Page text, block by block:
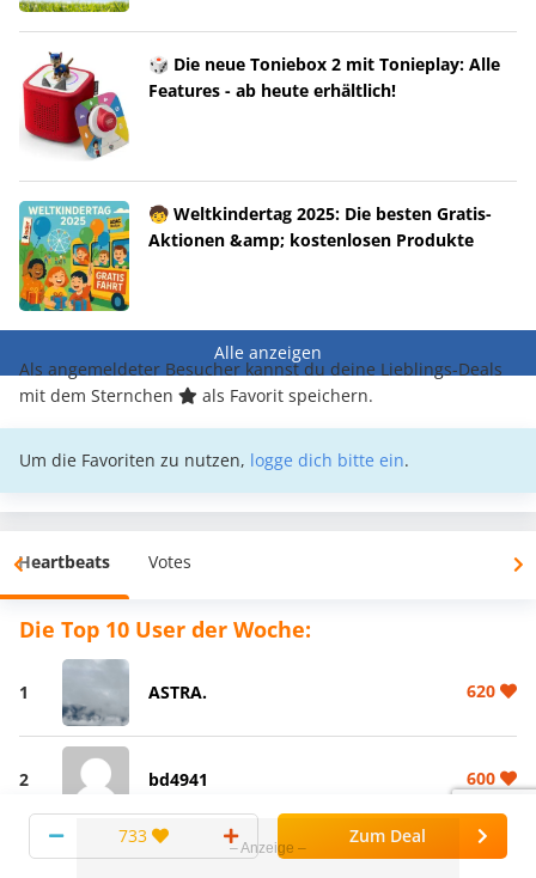
🎲 Die neue Toniebox 2 mit Tonieplay: Alle
Features - ab heute erhältlich!
🧒 Weltkindertag 2025: Die besten Gratis-
Aktionen &amp; kostenlosen Produkte
Alle anzeigen
Als angemeldeter Besucher kannst du deine Lieblings-Deals
mit dem Sternchen
als Favorit speichern.
Um die Favoriten zu nutzen, logge dich bitte ein.
Heartbeats Votes
Die Top 10 User der Woche:
1 ASTRA. 620
2 bd4941 600
jensbrendel27@gmail.com 600
733 Zum Deal